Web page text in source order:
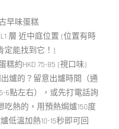
早味蛋糕
層 近中庭位置 (位置有時
定能找到它！)
糕約HKD 75-85 (視口味)
爐的？留意出爐時間（通
6點左右），或先打電話詢
吃熱的，用預熱焗爐150度
低溫加熱10-15秒即可回